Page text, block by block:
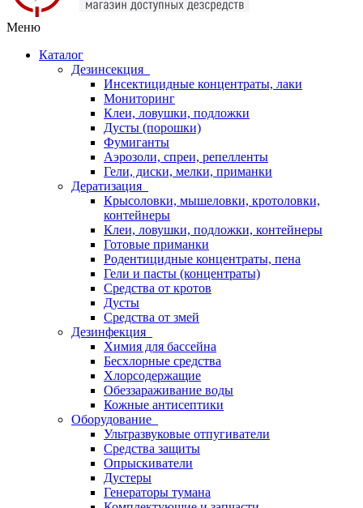
Меню
Каталог
Дезинсекция
Инсектицидные концентраты, лаки
Мониторинг
Клеи, ловушки, подложки
Дусты (порошки)
Фумиганты
Аэрозоли, спреи, репелленты
Гели, диски, мелки, приманки
Дератизация
Крысоловки, мышеловки, кротоловки,
контейнеры
Клеи, ловушки, подложки, контейнеры
Готовые приманки
Родентицидные концентраты, пена
Гели и пасты (концентраты)
Средства от кротов
Дусты
Средства от змей
Дезинфекция
Химия для бассейна
Бесхлорные средства
Хлорсодержащие
Обеззараживание воды
Кожные антисептики
Оборудование
Ультразвуковые отпугиватели
Средства защиты
Опрыскиватели
Дустеры
Генераторы тумана